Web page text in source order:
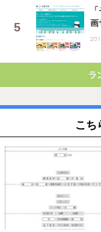
画
ラ
こち